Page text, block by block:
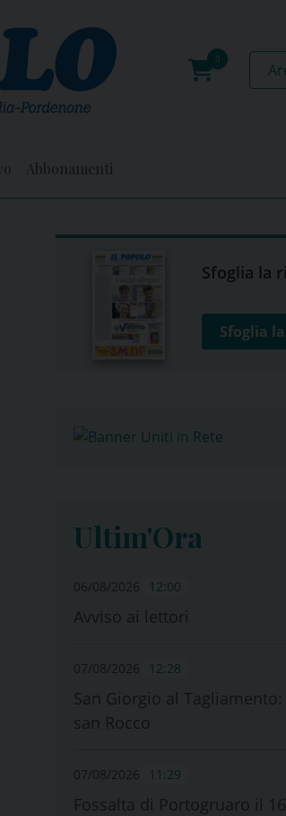
0
Abbonamenti
Sfoglia la
Sfoglia
Ultim'Ora
06/08/2026 12:00
Avviso ai lettori
07/08/2026 12:28
San Giorgio al
san Rocco
07/08/2026 11:29
Fossalta di Portogruaro il